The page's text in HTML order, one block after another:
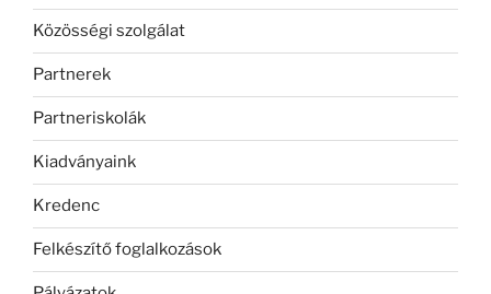
Közösségi szolgálat
Partnerek
Partneriskolák
Kiadványaink
Kredenc
Felkészítő foglalkozások